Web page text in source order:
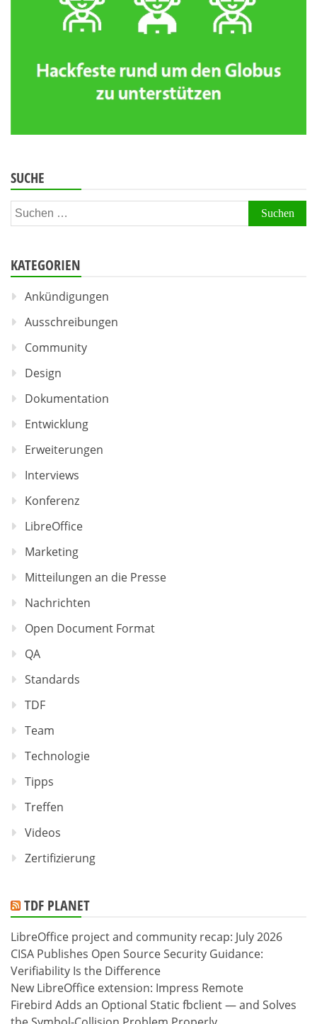
SUCHE
Suchen
nach:
KATEGORIEN
Ankündigungen
Ausschreibungen
Community
Design
Dokumentation
Entwicklung
Erweiterungen
Interviews
Konferenz
LibreOffice
Marketing
Mitteilungen an die Presse
Nachrichten
Open Document Format
QA
Standards
TDF
Team
Technologie
Tipps
Treffen
Videos
Zertifizierung
TDF PLANET
LibreOffice project and community recap: July 2026
CISA Publishes Open Source Security Guidance:
Verifiability Is the Difference
New LibreOffice extension: Impress Remote
Firebird Adds an Optional Static fbclient — and Solves